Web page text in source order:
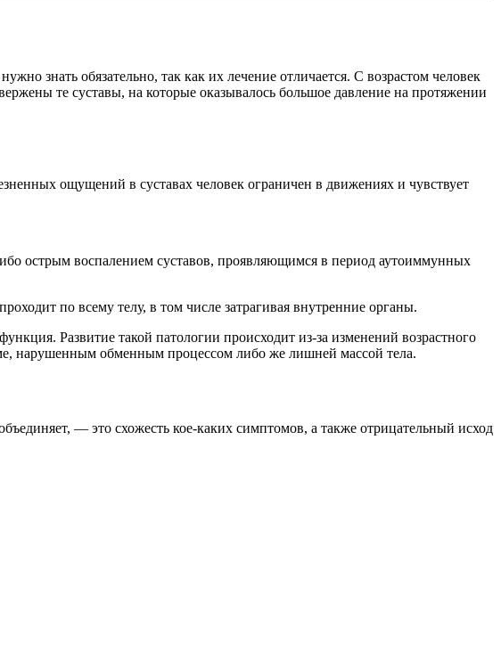
знать обязательно, так как их лечение отличается. С возрастом человек
те суставы, на которые оказывалось большое давление на протяжении
ощущений в суставах человек ограничен в движениях и чувствует
острым воспалением суставов, проявляющимся в период аутоиммунных
по всему телу, в том числе затрагивая внутренние органы.
Развитие такой патологии происходит из-за изменений возрастного
нарушенным обменным процессом либо же лишней массой тела.
— это схожесть кое-каких симптомов, а также отрицательный исход